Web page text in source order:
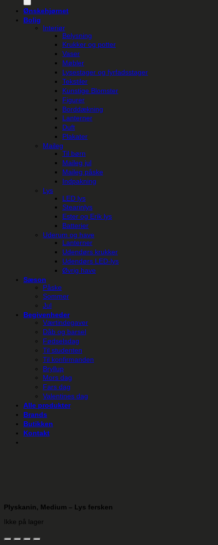
Ønskehjørnet
Bolig
Interiør
Belysning
Krukker og potter
Vaser
Møbler
Lysestager og fyrfadsstager
Tekstiler
Kunstige Blomster
Figurer
Borddækning
Lanterner
Duft
Plakater
Maileg
Til børn
Maileg jul
Maileg påske
Indpakning
Lys
LED lys
Stearinlys
Ester og Erik lys
Batterier
Uderum og have
Lanterner
Udendørs krukker
Udendørs LED-lys
Øvrig have
Sæson
Påske
Sommer
Jul
Begivenheder
Værtindegaver
Dåb og barsel
Fødselsdag
Til studenten
Til konfirmanden
Bryllup
Mors dag
Fars dag
Valentines dag
Alle produkter
Brands
Butikken
Kontakt
Plyskanin, Medium – Lys fersken
Ikke på lager